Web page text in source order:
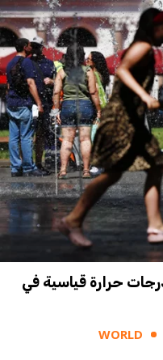
حرارة قياسية في
WORLD